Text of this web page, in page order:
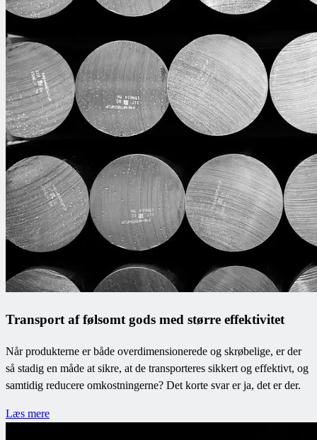
Transport af følsomt gods med større effektivitet
Når produkterne er både overdimensionerede og skrøbelige, er der
så stadig en måde at sikre, at de transporteres sikkert og effektivt, og
samtidig reducere omkostningerne? Det korte svar er ja, det er der.
Læs mere